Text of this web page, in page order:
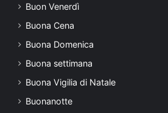
Buon Venerdì
Buona Cena
Buona Domenica
Buona settimana
Buona Vigilia di Natale
Buonanotte